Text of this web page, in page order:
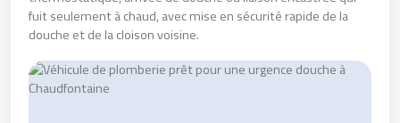
fuit seulement à chaud, avec mise en sécurité rapide de la
douche et de la cloison voisine.